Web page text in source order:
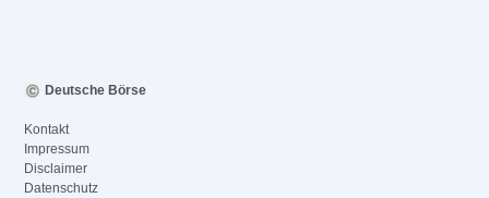
Deutsche Börse
Kontakt
Impressum
Disclaimer
Datenschutz